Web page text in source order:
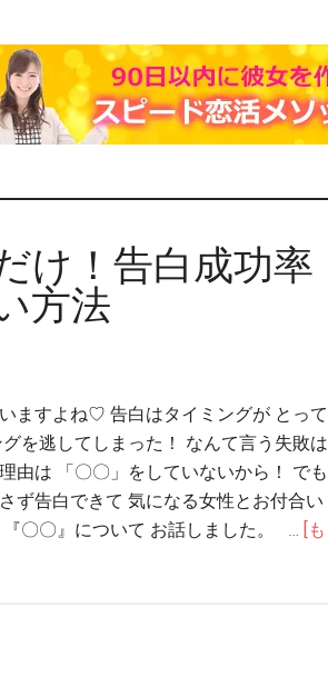
け！告白成功率
方法
ますよね♡ 告白はタイミングが とって
を逃してしまった！ なんて言う失敗は
由は 「〇〇」をしていないから！ でも
ず告白できて 気になる女性とお付合い
〇〇』について お話しました。 … [も